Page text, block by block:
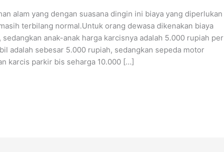
alam yang dengan suasana dingin ini biaya yang diperlukan
terbilang normal.Untuk orang dewasa dikenakan biaya
anak-anak harga karcisnya adalah 5.000 rupiah per
adalah sebesar 5.000 rupiah, sedangkan sepeda motor
karcis parkir bis seharga 10.000 […]